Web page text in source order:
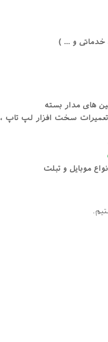
خدماتی و ... )
های مدار بسته
تعمیرات سخت افزار لپ تاپ ،